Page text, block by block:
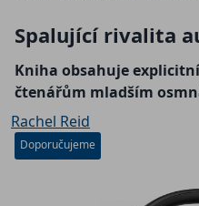
Spalující rivalita
Kniha obsahuje
čtenářům mladším
Rachel Reid
Doporučujeme